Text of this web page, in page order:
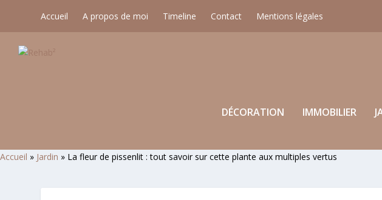
Accueil A propos de moi Timeline Contact Mentions légales
DÉCORATION IMMOBILIER
Accueil » Jardin » La fleur de pissenlit : tout savoir sur cette plante aux multiples vertus